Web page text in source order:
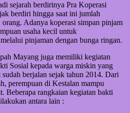
sejarah berdirinya Pra Koperasi
berdiri hingga saat ini jumlah
orang. Adanya koperasi simpan pinjam
usaha kecil untuk
pinjaman dengan bunga ringan.
Mayang juga memiliki kegiatan
Sosial kepada warga miskin yang
berjalan sejak tahun 2014. Dari
perempuan di Kestalan mampu
Beberapa rangkaian kegiatan bakti
antara lain :